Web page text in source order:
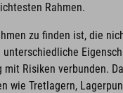
Rahmen.
zu finden ist, die
Risiken verbunden.
wie Tretlagern,